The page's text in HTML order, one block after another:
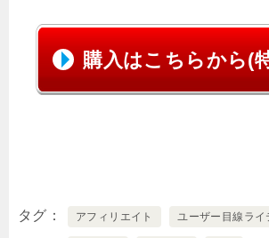
購入はこちらから(
タグ アフィリエイト ユーザー目線ラ